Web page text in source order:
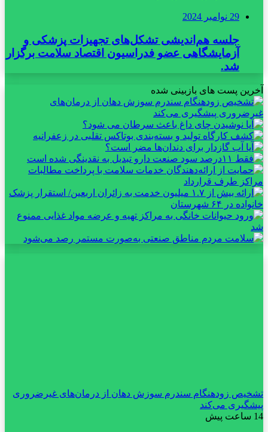
29 نوامبر 2024
جلسه هم‌اندیشی تشکل‌های تجهیزات پزشکی و
آزمایشگاهی عضو فدراسیون اقتصاد سلامت برگزار
شد.
آخرین پست های بازبینی شده
تشخیص زودهنگام سندرم سوزش دهان از درمان‌های غیرضروری
پیشگیری می‌کند
14 ساعت پیش